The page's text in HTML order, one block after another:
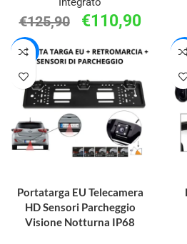
€125,90 €110,90
-23%
Portatarga EU Telecamera
HD Sensori Parcheggio
Visione Notturna IP68
-